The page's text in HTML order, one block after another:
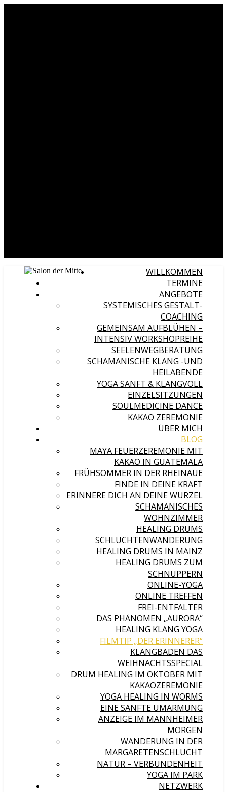
WILLKOMMEN
TERMINE
ANGEBOTE
SYSTEMISCHES GESTALT-
COACHING
GEMEINSAM AUFBLÜHEN –
INTENSIV WORKSHOPREIHE
SEELENWEGBERATUNG
SCHAMANISCHE KLANG -UND
HEILABENDE
YOGA SANFT & KLANGVOLL
EINZELSITZUNGEN
SOULMEDICINE DANCE
KAKAO ZEREMONIE
ÜBER MICH
BLOG
MAYA FEUERZEREMONIE MIT
KAKAO IN GUATEMALA
FRÜHSOMMER IN DER RHEINAUE
FINDE IN DEINE KRAFT
ERINNERE DICH AN DEINE WURZEL
SCHAMANISCHES
WOHNZIMMER
HEALING DRUMS
SCHLUCHTENWANDERUNG
HEALING DRUMS IN MAINZ
HEALING DRUMS ZUM
SCHNUPPERN
ONLINE-YOGA
ONLINE TREFFEN
FREI-ENTFALTER
DAS PHÄNOMEN „AURORA“
HEALING KLANG YOGA
FILMTIP „DER ERINNERER“
KLANGBADEN DAS
WEIHNACHTSSPECIAL
DRUM HEALING IM OKTOBER MIT
KAKAOZEREMONIE
YOGA HEALING IN WORMS
EINE SANFTE UMARMUNG
ANZEIGE IM MANNHEIMER
MORGEN
WANDERUNG IN DER
MARGARETENSCHLUCHT
NATUR – VERBUNDENHEIT
YOGA IM PARK
NETZWERK